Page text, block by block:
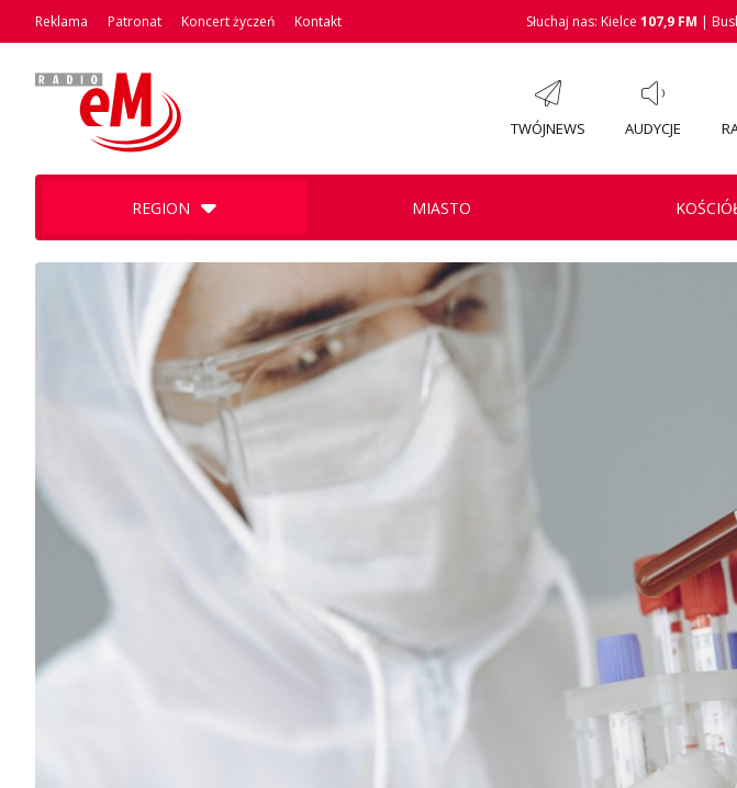
Reklama Patronat Koncert życzeń Kontakt Słuchaj nas: Kielce 107,9 FM |
TWÓJNEWS AUDYCJE
REGION MIASTO KOŚCIÓŁ